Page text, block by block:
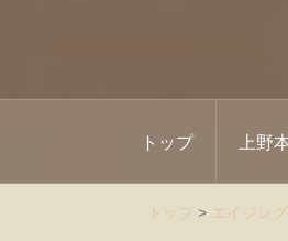
トップ 上野
トップ > エイジング